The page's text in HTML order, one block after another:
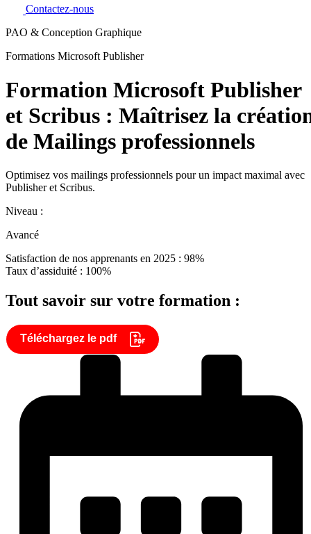
Contactez-nous
PAO & Conception Graphique
Formations Microsoft Publisher
Formation Microsoft Publisher
et Scribus : Maîtrisez la
de Mailings professionnels
Optimisez vos mailings professionnels pour un impact maximal avec
Publisher et Scribus.
Niveau :
Avancé
Satisfaction de nos apprenants en 2025 : 98%
Taux d’assiduité : 100%
Tout savoir sur votre formation :
Téléchargez le pdf